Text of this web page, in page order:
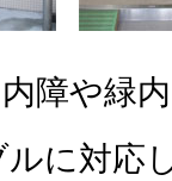
障や緑
に対応